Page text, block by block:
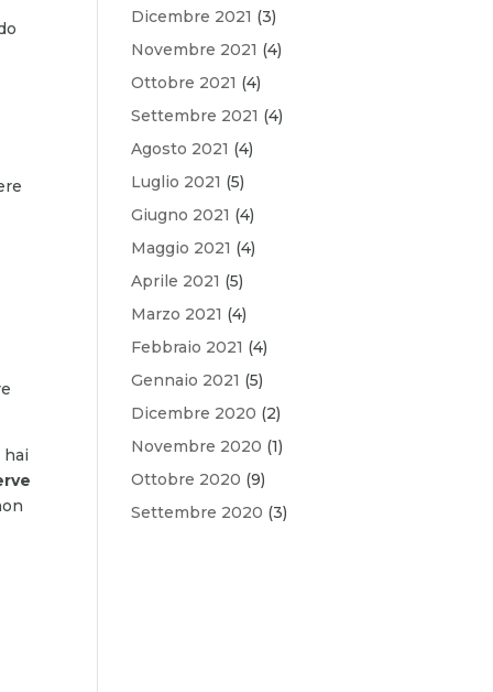
Dicembre 2021 (3)
Novembre 2021 (4)
Ottobre 2021 (4)
Settembre 2021 (4)
Agosto 2021 (4)
Luglio 2021 (5)
Giugno 2021 (4)
Maggio 2021 (4)
Aprile 2021 (5)
Marzo 2021 (4)
Febbraio 2021 (4)
Gennaio 2021 (5)
Dicembre 2020 (2)
Novembre 2020 (1)
Ottobre 2020 (9)
Settembre 2020 (3)